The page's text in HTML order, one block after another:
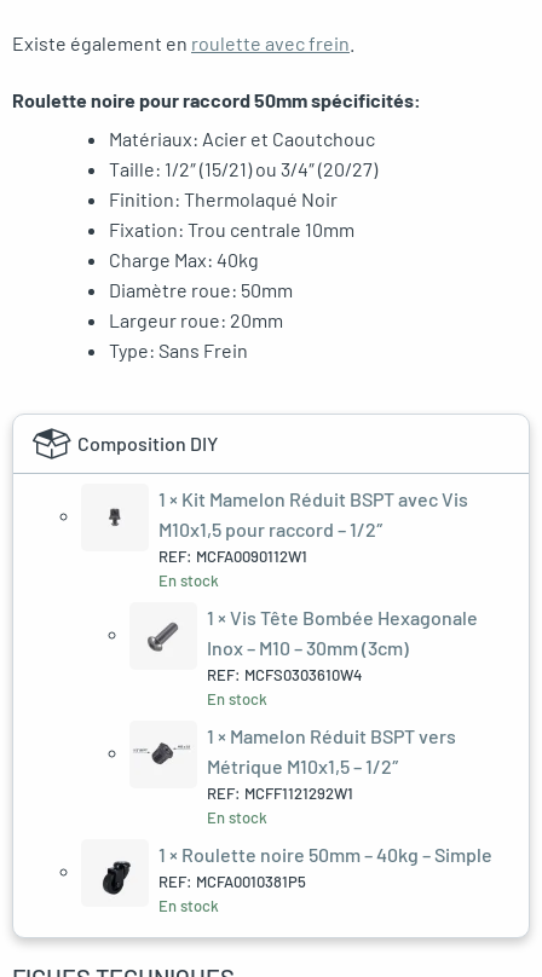
Existe également en roulette avec frein
Roulette noire pour raccord 50mm spécificités:
Matériaux: Acier et Caoutchouc
Taille: 1/2″ (15/21) ou 3/4″ (20/27)
Finition: Thermolaqué Noir
Fixation: Trou centrale 10mm
Charge Max: 40kg
Diamètre roue: 50mm
Largeur roue: 20mm
Type: Sans Frein
Composition DIY
1 × Kit Mamelon Réduit BSPT avec Vis
M10x1,5 pour raccord – 1/2″
REF: MCFA0090112W1
En stock
1 × Vis Tête Bombée Hexagonale
Inox – M10 – 30mm (3cm)
REF: MCFS0303610W4
En stock
1 × Mamelon Réduit BSPT vers
Métrique M10x1,5 – 1/2″
REF: MCFF1121292W1
En stock
1 × Roulette noire 50mm – 40kg – Simple
REF: MCFA0010381P5
En stock